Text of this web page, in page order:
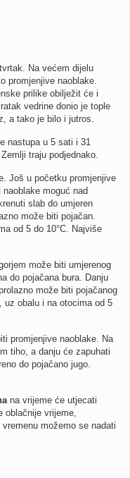
Na većem dijelu
promjenjive naoblake.
prilike obilježit će i
vedrine donio je tople
a tako je bilo i jutros.
nastupa u 5 sati i 31
traju podjednako.
Još u početku promjenjive
moguć nad
slab do umjeren
može biti pojačan.
od 5 do 10°C. Najviše
može biti umjerenog
do pojačana bura. Danju
može biti pojačanog
uz obalu i na otocima od 5
promjenjive naoblake. Na
tiho, a danju će zapuhati
do pojačano jugo.
na vrijeme će utjecati
oblačnije vrijeme,
možemo se nadati